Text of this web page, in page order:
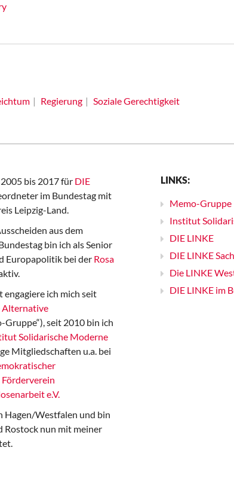
Regierung Soziale Gerechtigkeit
bis 2017 für DIE
im Bundestag mit
Leipzig-Land.
aus dem
bin ich als Senior
Europapolitik bei der Rosa
ich mich seit
Alternative
Gruppe“), seit 2010 bin ich
Solidarische Moderne
Mitgliedschaften u.a. bei
Förderverein
e.V.
Hagen/Westfalen und bin
Rostock nun mit meiner
LINKS:
Memo-Gruppe
Institut
DIE LINKE
DIE LINKE
Die LINKE
DIE LINKE im